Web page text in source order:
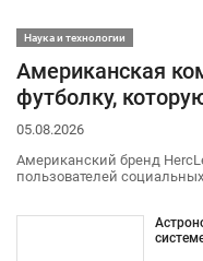
Наука и технологии
Американская
футболку,
05.08.2026
Американский бренд
пользователей